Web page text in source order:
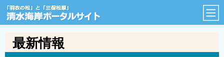
「羽衣の松」と「三保松原
最新情報